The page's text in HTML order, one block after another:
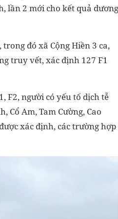
lần 2 mới cho kết quả dương
đó xã Cộng Hiền 3 ca,
truy vết, xác định 127 F1
F2, người có yếu tố dịch tễ
Cổ Am, Tam Cường, Cao
xác định, các trường hợp